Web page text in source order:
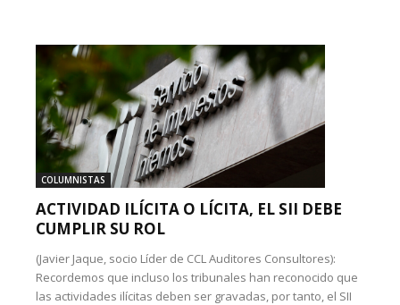
COLUMNISTAS
ACTIVIDAD ILÍCITA O LÍCITA, EL SII DEBE
CUMPLIR SU ROL
(Javier Jaque, socio Líder de CCL Auditores Consultores):
Recordemos que incluso los tribunales han reconocido que
las actividades ilícitas deben ser gravadas, por tanto, el SII